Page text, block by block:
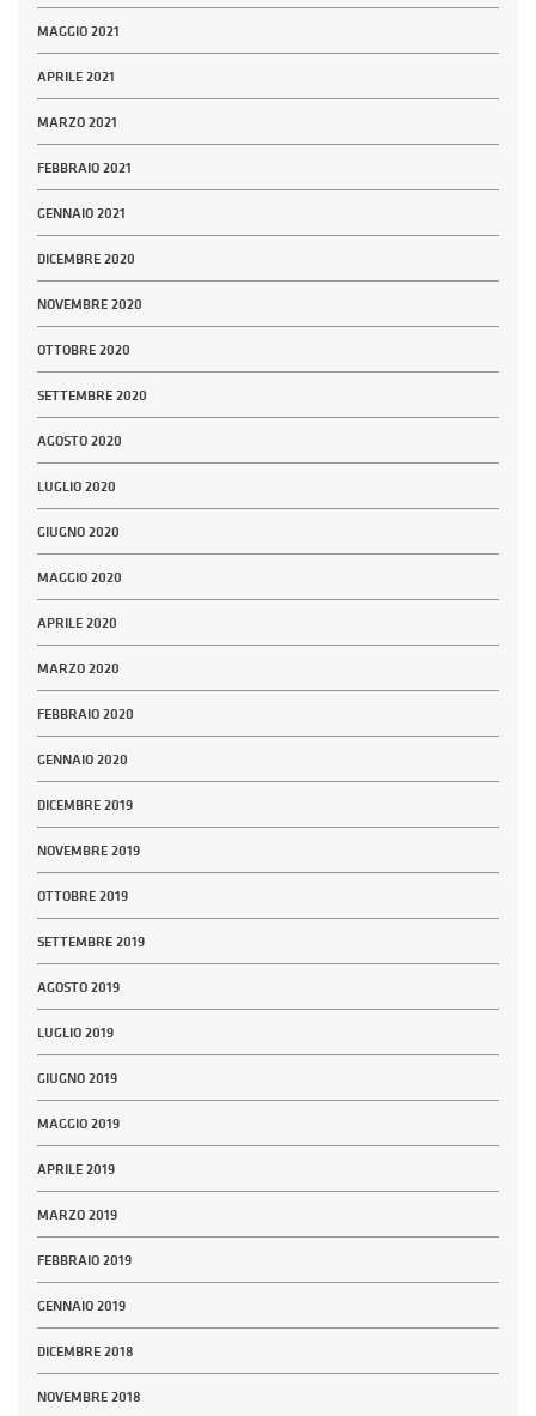
MAGGIO 2021
APRILE 2021
MARZO 2021
FEBBRAIO 2021
GENNAIO 2021
DICEMBRE 2020
NOVEMBRE 2020
OTTOBRE 2020
SETTEMBRE 2020
AGOSTO 2020
LUGLIO 2020
GIUGNO 2020
MAGGIO 2020
APRILE 2020
MARZO 2020
FEBBRAIO 2020
GENNAIO 2020
DICEMBRE 2019
NOVEMBRE 2019
OTTOBRE 2019
SETTEMBRE 2019
AGOSTO 2019
LUGLIO 2019
GIUGNO 2019
MAGGIO 2019
APRILE 2019
MARZO 2019
FEBBRAIO 2019
GENNAIO 2019
DICEMBRE 2018
NOVEMBRE 2018